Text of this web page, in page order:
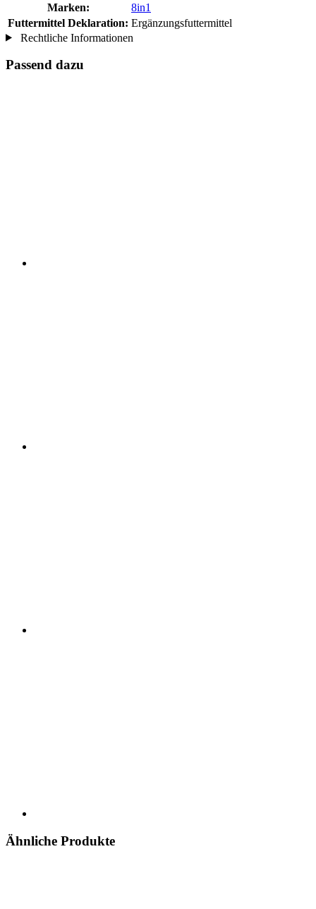
Marken:
8in1
Futtermittel Deklaration: Ergänzungsfuttermittel
Rechtliche Informationen
Passend dazu
Ähnliche Produkte